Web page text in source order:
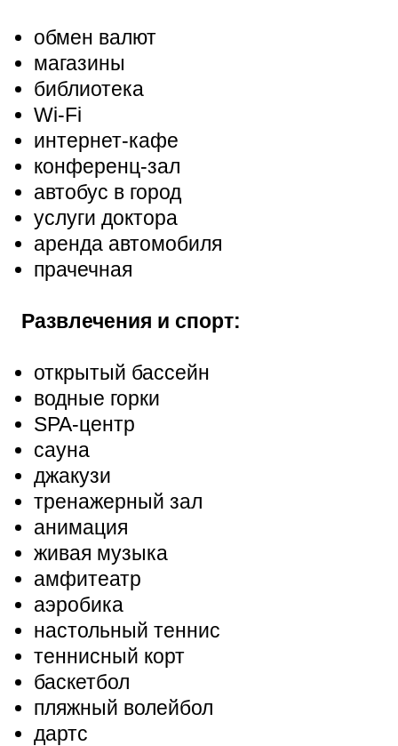
обмен валют
магазины
библиотека
Wi-Fi
интернет-кафе
конференц-зал
автобус в город
услуги доктора
аренда автомобиля
прачечная
Развлечения и спорт:
открытый бассейн
водные горки
SPA-центр
сауна
джакузи
тренажерный зал
анимация
живая музыка
амфитеатр
аэробика
настольный теннис
теннисный корт
баскетбол
пляжный волейбол
дартс